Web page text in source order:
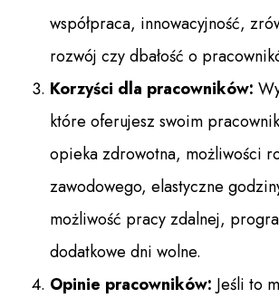
współpraca, innowacyjność,
rozwój czy dbałość o
Korzyści dla pracowników:
które oferujesz swoim
opieka zdrowotna, możliwości
zawodowego, elastyczne
możliwość pracy zdalnej,
dodatkowe dni wolne.
Opinie pracowników: Jeśli to